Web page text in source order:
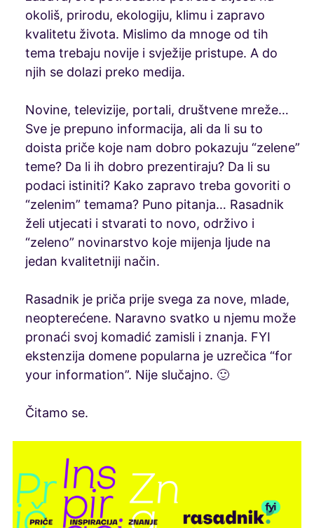
okoliš, prirodu, ekologiju, klimu i zapravo
kvalitetu života. Mislimo da mnoge od tih
tema trebaju novije i svježije pristupe. A do
njih se dolazi preko medija.
Novine, televizije, portali, društvene mreže…
Sve je prepuno informacija, ali da li su to
doista priče koje nam dobro pokazuju “zelene”
teme? Da li ih dobro prezentiraju? Da li su
podaci istiniti? Kako zapravo treba govoriti o
“zelenim” temama? Puno pitanja… Rasadnik
želi utjecati i stvarati to novo, održivo i
“zeleno” novinarstvo koje mijenja ljude na
jedan kvalitetniji način.
Rasadnik je priča prije svega za nove, mlade,
neopterećene. Naravno svatko u njemu može
pronaći svoj komadić zamisli i znanja. FYI
ekstenzija domene popularna je uzrečica “for
your information”. Nije slučajno. 🙂
Čitamo se.